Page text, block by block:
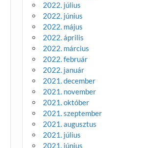
2022. július
2022. június
2022. május
2022. április
2022. március
2022. február
2022. január
2021. december
2021. november
2021. október
2021. szeptember
2021. augusztus
2021. július
2021. június